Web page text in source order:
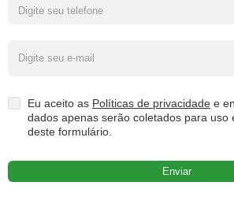
Eu aceito as Políticas de privacidade e
dados apenas serão coletados para uso
deste formulário.